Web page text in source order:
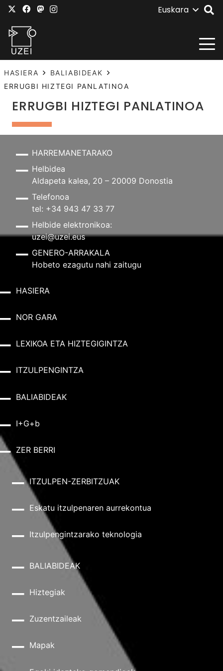
Euskara
HASIERA
BALIABIDEAK
ERRUGBI HIZTEGI PANLATINOA
ERRUGBI HIZTEGI PANLATINOA
HARREMANETARAKO
Helbidea
Aldapeta kalea, 20 – 20009 Donostia
Telefonoa
tel: +34 943 47 33 77
Helbide elektronikoa:
uzei@uzei.eus
GENERO-ARRAKALA
Hobeto ezagutu nahi zaitugu
HASIERA
NOR GARA
LEXIKOA ETA HIZTEGIGINTZA
ITZULPENGINTZA
BALIABIDEAK
I+G+b
ZER BERRI
ITZULPEN-ZERBITZUAK
Eskatu itzulpenaren aurrekontua
Itzulpengintzarako teknologia
BALIABIDEAK
Hiztegiak
Zuzentzaileak
Mapak